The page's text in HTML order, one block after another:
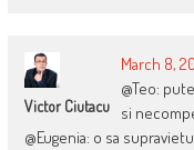
Victor Ciutacu
March 8,
@Teo:
si
@Eugenia: o sa